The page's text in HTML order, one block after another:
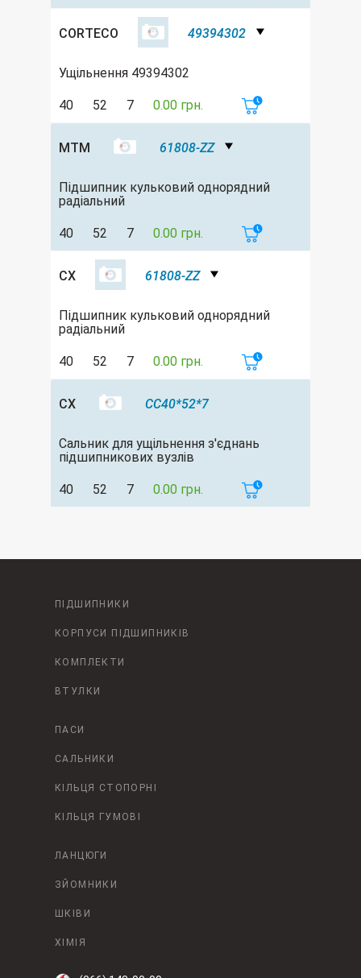
CORTECO 49394302
Ущільнення 49394302
40 52 7 0.00 грн.
MTM 61808-ZZ
Підшипник кульковий однорядний
радіальний
40 52 7 0.00 грн.
CX 61808-ZZ
Підшипник кульковий однорядний
радіальний
40 52 7 0.00 грн.
CX CC40*52*7
Сальник для ущільнення з'єднань
підшипникових вузлів
40 52 7 0.00 грн.
ПІДШИПНИКИ
КОРПУСИ ПІДШИПНИКІВ
КОМПЛЕКТИ
ВТУЛКИ
ПАСИ
САЛЬНИКИ
КІЛЬЦЯ СТОПОРНІ
КІЛЬЦЯ ГУМОВІ
ЛАНЦЮГИ
ЗЙОМНИКИ
ШКІВИ
ХІМІЯ